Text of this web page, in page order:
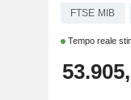
FTSE MIB
Tempo reale